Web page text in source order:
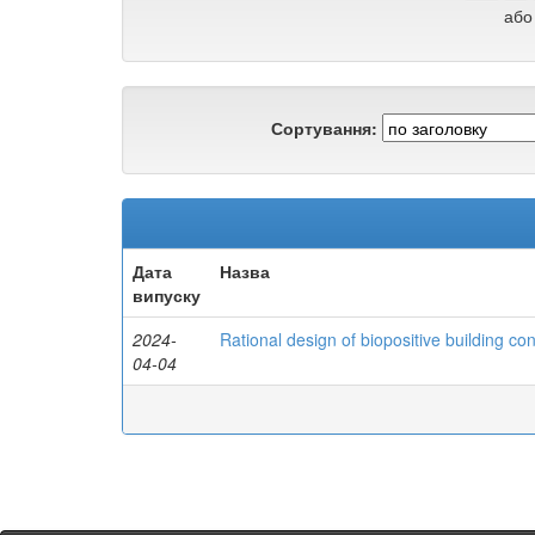
або
Сортування:
Дата
випуску
Назва
2024-
04-04
Rational design of biopositive building